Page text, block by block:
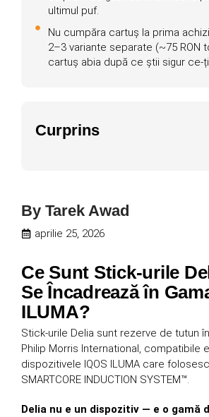
ultimul puf.
Nu cumpăra cartuș la prima
2–3 variante separate (~75 RON
cartuș abia după ce știi sigur ce-
Curprins
By Tarek Awad
aprilie 25, 2026
Ce Sunt Stick-urile
Se Încadrează în
ILUMA?
Stick-urile Delia sunt rezerve de tutun
Philip Morris International, compatibile
dispozitivele IQOS ILUMA care
SMARTCORE INDUCTION SYSTEM™.
Delia nu e un dispozitiv — e o gamă